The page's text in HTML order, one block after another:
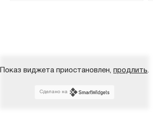
Показ виджета приостановлен, продлить.
Сделано на